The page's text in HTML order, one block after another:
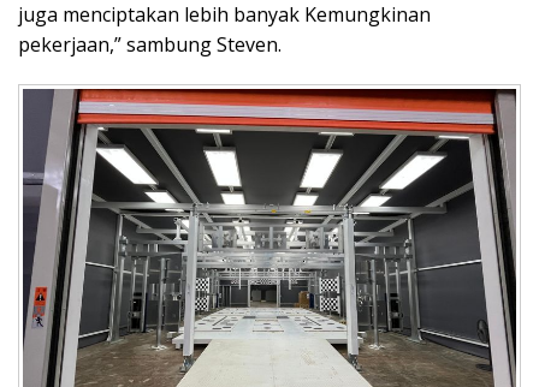
juga menciptakan lebih banyak Kemungkinan
pekerjaan,” sambung Steven.